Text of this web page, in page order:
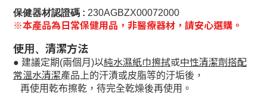
保健器材認證碼 : 230AGBZX00072000
※本產品為日常保健用品，非醫療器材，請安心選購。
使用、清潔方法
● 建議定期(兩個月 )以純水濕紙巾擦拭或中性清潔劑搭配
常溫水清潔產品上的汗漬或皮脂等的汙垢後，
再使用乾布擦乾，待完全乾燥後再使用。